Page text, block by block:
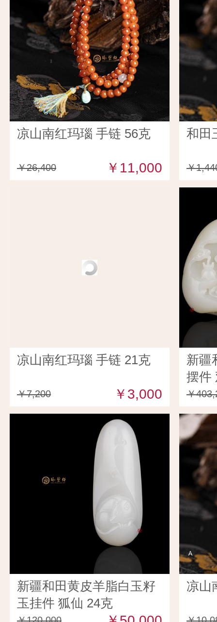
凉山南红玛瑙 手链 56克
￥26,400 ￥11,000
和田
￥
凉山南红玛瑙 手链 21克
￥7,200 ￥3,000
新疆
摆件
￥
新疆和田黄皮羊脂白玉籽
玉挂件 狐仙 24克
凉山